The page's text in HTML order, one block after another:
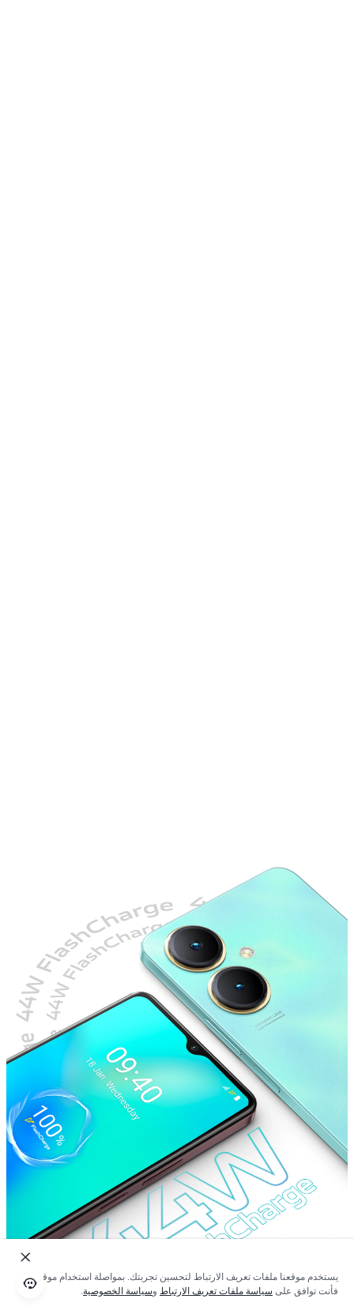
يستخدم موقعنا ملفات تعريف الارتباط لتحسين تجربتك. بمواصلة استخدام موقعنا؛
فأنت توافق على سياسة ملفات تعريف الارتباط وسياسة الخصوصية.